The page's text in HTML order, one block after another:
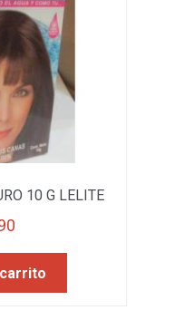
10 G LELITE